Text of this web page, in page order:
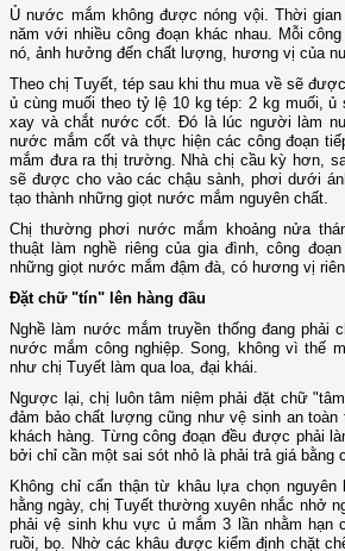
Ủ nước mắm không được nóng vội. Thời
năm với nhiều công đoạn khác nhau. Mỗi
nó, ảnh hưởng đến chất lượng, hương vị của
Theo chị Tuyết, tép sau khi thu mua về sẽ
ủ cùng muối theo tỷ lệ 10 kg tép: 2 kg muối,
xay và chắt nước cốt. Đó là lúc người làm
nước mắm cốt và thực hiện các công đoạn
mắm đưa ra thị trường. Nhà chị cầu kỳ hơn,
sẽ được cho vào các chậu sành, phơi dưới
tạo thành những giọt nước mắm nguyên chất.
Chị thường phơi nước mắm khoảng nửa
thuật làm nghề riêng của gia đình, công
những giọt nước mắm đậm đà, có hương vị
Đặt chữ "tín" lên hàng đầu
Nghề làm nước mắm truyền thống đang phải
nước mắm công nghiệp. Song, không vì thế
như chị Tuyết làm qua loa, đại khái.
Ngược lại, chị luôn tâm niệm phải đặt chữ
đảm bảo chất lượng cũng như vệ sinh an toàn
khách hàng. Từng công đoạn đều được phải
bởi chỉ cần một sai sót nhỏ là phải trả giá bằng
Không chỉ cẩn thận từ khâu lựa chọn nguyên
hằng ngày, chị Tuyết thường xuyên nhắc nhở
phải vệ sinh khu vực ủ mắm 3 lần nhằm hạn
ruồi, bọ. Nhờ các khâu được kiểm định chặt